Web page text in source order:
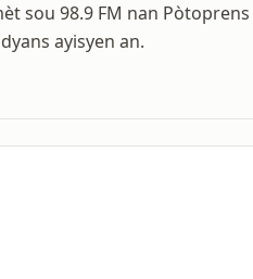
sou 98.9 FM nan
ayisyen an.